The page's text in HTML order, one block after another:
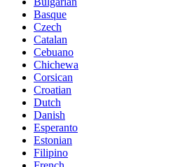
Basque
Czech
Catalan
Cebuano
Chichewa
Corsican
Croatian
Dutch
Danish
Esperanto
Estonian
Filipino